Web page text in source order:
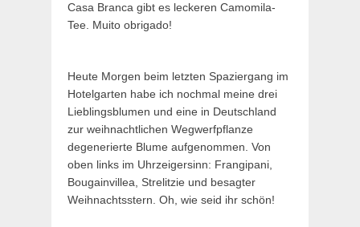
Casa Branca gibt es leckeren Camomila-
Tee. Muito obrigado!
Heute Morgen beim letzten Spaziergang im
Hotelgarten habe ich nochmal meine drei
Lieblingsblumen und eine in Deutschland
zur weihnachtlichen Wegwerfpflanze
degenerierte Blume aufgenommen. Von
oben links im Uhrzeigersinn: Frangipani,
Bougainvillea, Strelitzie und besagter
Weihnachtsstern. Oh, wie seid ihr schön!